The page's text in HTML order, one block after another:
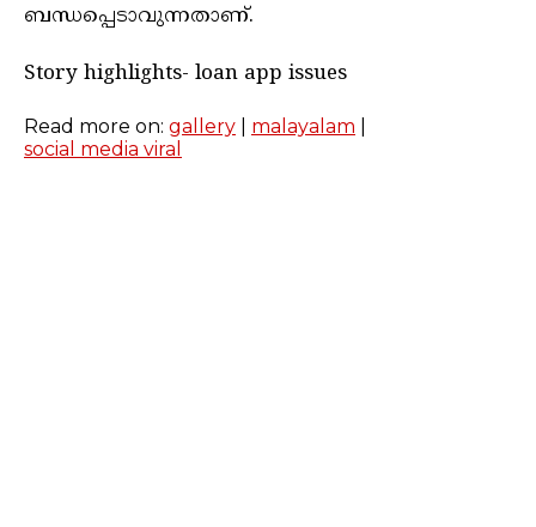
ബന്ധപ്പെടാവുന്നതാണ്.
Story highlights- loan app issues
Read more on: gallery malayalam
social media viral